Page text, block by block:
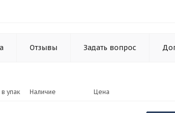
Отзывы Задать вопрос
упак Наличие Цена